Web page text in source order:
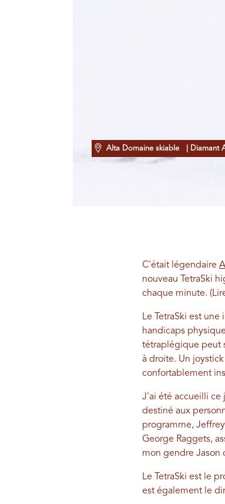
Alta Domaine skiable | Diamant
C'était légendaire
nouveau TetraSki
chaque minute.
Le TetraSki est
handicaps
tétraplégique peut
à droite. Un
confortablement
J'ai été accueilli ce
destiné aux
programme,
George Raggets,
mon gendre Jason
Le TetraSki est le
est également le